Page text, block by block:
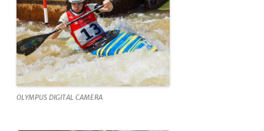
OLYMPUS DIGITAL CAMERA